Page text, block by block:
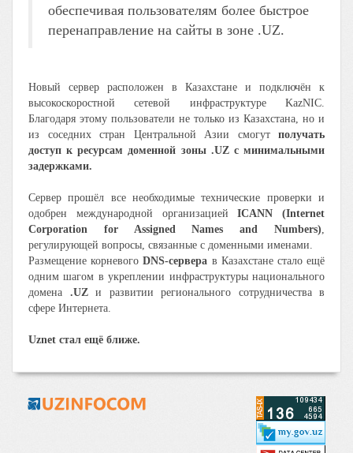
обеспечивая пользователям более быстрое
перенаправление на сайты в зоне .UZ.
Новый сервер расположен в Казахстане и подключён к
высокоскоростной сетевой инфраструктуре KazNIC.
Благодаря этому пользователи не только из Казахстана, но и
из соседних стран Центральной Азии смогут получать
доступ к ресурсам доменной зоны .UZ с минимальными
задержками.
Сервер прошёл все необходимые технические проверки и
одобрен международной организациейICANN (Internet
Corporation for Assigned Names and Numbers),
регулирующей вопросы, связанные с доменными именами.
Размещение корневогоDNS-сервера в Казахстане стало ещё
одним шагом в укреплении инфраструктуры национального
домена .UZи развитии регионального сотрудничества в
сфере Интернета.
Uznet стал ещё ближе.